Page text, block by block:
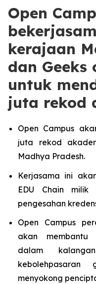
Open
kerajaan
dan Geeks
untuk
juta rekod
Open Campus
juta rekod
Madhya Pradesh.
Kerjasama ini
EDU Chain milik
pengesahan
Open Campus
akan membantu
dalam
kebolehpasaran
menyokong